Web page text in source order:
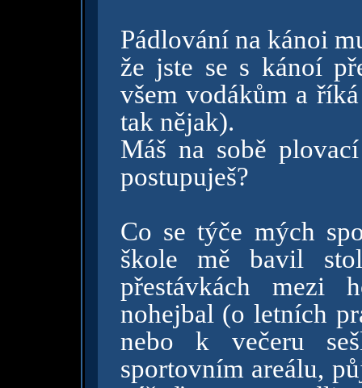
Pádlování na kánoi
že jste se s kánoí
všem vodákům a
tak nějak).
Máš na sobě
postupuješ?
Co se týče mých
škole mě bavil
přestávkách mezi
nohejbal (o letních
nebo k večeru
sportovním areálu,